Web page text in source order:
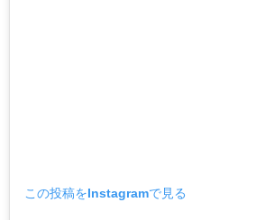
この投稿をInstagramで見る